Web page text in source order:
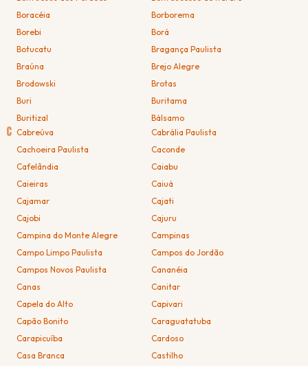
Boracéia
Borborema
Borebi
Borá
Botucatu
Bragança Paulista
Braúna
Brejo Alegre
Brodowski
Brotas
Buri
Buritama
Buritizal
Bálsamo
C Cabreúva
Cabrália Paulista
Cachoeira Paulista
Caconde
Cafelândia
Caiabu
Caieiras
Caiuá
Cajamar
Cajati
Cajobi
Cajuru
Campina do Monte Alegre
Campinas
Campo Limpo Paulista
Campos do Jordão
Campos Novos Paulista
Cananéia
Canas
Canitar
Capela do Alto
Capivari
Capão Bonito
Caraguatatuba
Carapicuíba
Cardoso
Casa Branca
Castilho